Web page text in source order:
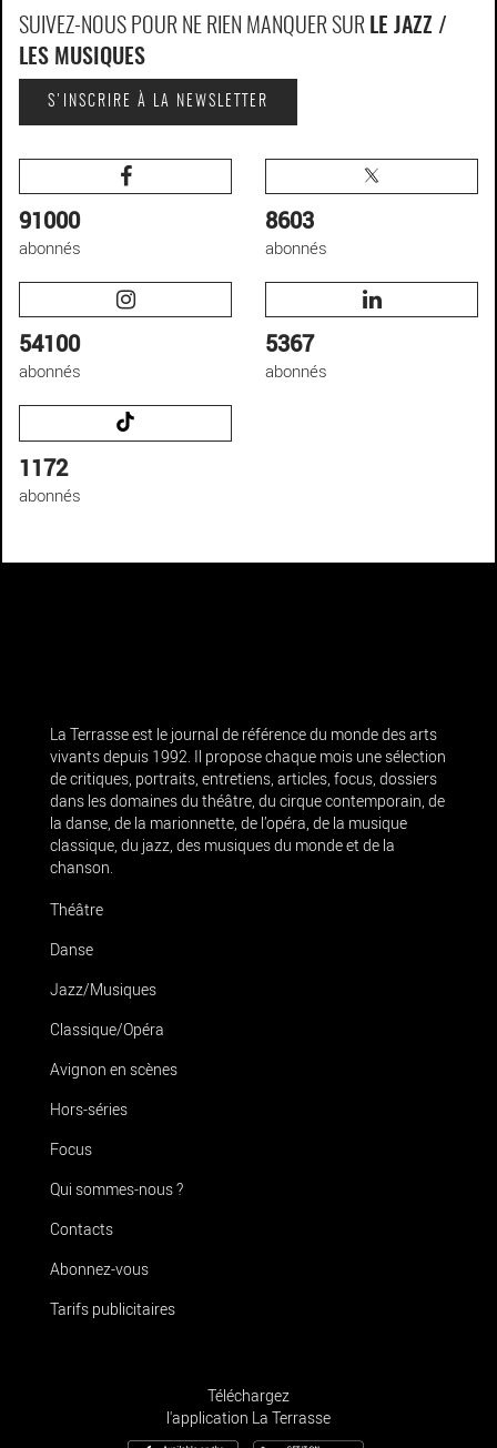
SUIVEZ-NOUS POUR NE RIEN MANQUER SUR LE JAZZ /
LES MUSIQUES
S'INSCRIRE À LA NEWSLETTER
91000
abonnés
8603
abonnés
54100
abonnés
5367
abonnés
1172
abonnés
La Terrasse est le journal de référence du monde des arts
vivants depuis 1992. Il propose chaque mois une sélection
de critiques, portraits, entretiens, articles, focus, dossiers
dans les domaines du théâtre, du cirque contemporain, de
la danse, de la marionnette, de l’opéra, de la musique
classique, du jazz, des musiques du monde et de la
chanson.
Théâtre
Danse
Jazz/Musiques
Classique/Opéra
Avignon en scènes
Hors-séries
Focus
Qui sommes-nous ?
Contacts
Abonnez-vous
Tarifs publicitaires
Téléchargez
l'application La Terrasse